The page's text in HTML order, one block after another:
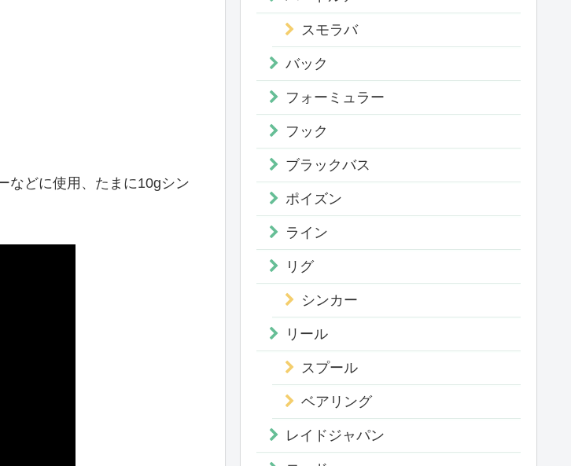
などに使用、たまに10gシン
スモラバ
バック
フォーミュラー
フック
ブラックバス
ポイズン
ライン
リグ
シンカー
リール
スプール
ベアリング
レイドジャパン